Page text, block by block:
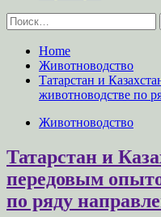
Найти:
Home
Животноводство
Татарстан и
животноводстве по
Животноводство
Татарстан и
передовым
по ряду